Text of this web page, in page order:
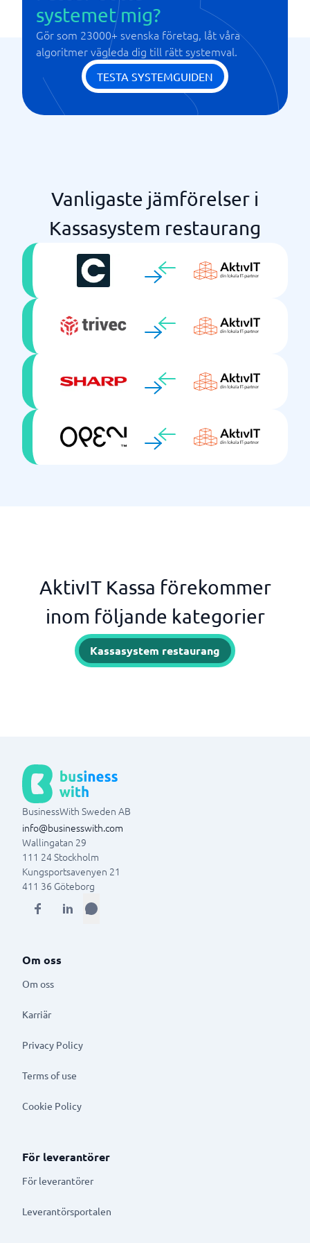
systemet mig?
Gör som 23000+ svenska företag, låt våra
algoritmer vägleda dig till rätt systemval.
TESTA SYSTEMGUIDEN
Vanligaste jämförelser i
Kassasystem restaurang
AktivIT Kassa förekommer
inom följande kategorier
Kassasystem restaurang
BusinessWith Sweden AB
info@businesswith.com
Wallingatan 29
111 24Stockholm
Kungsportsavenyen 21
411 36 Göteborg
Om oss
Om oss
Karriär
Privacy Policy
Terms of use
Cookie Policy
För leverantörer
För leverantörer
Leverantörsportalen